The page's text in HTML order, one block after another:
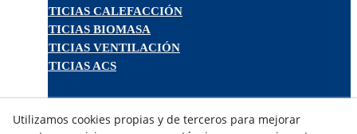
NOTICIAS CALEFACCIÓN
NOTICIAS BIOMASA
NOTICIAS VENTILACIÓN
NOTICIAS ACS
NOVEDADES
Utilizamos cookies propias y de terceros para mejorar